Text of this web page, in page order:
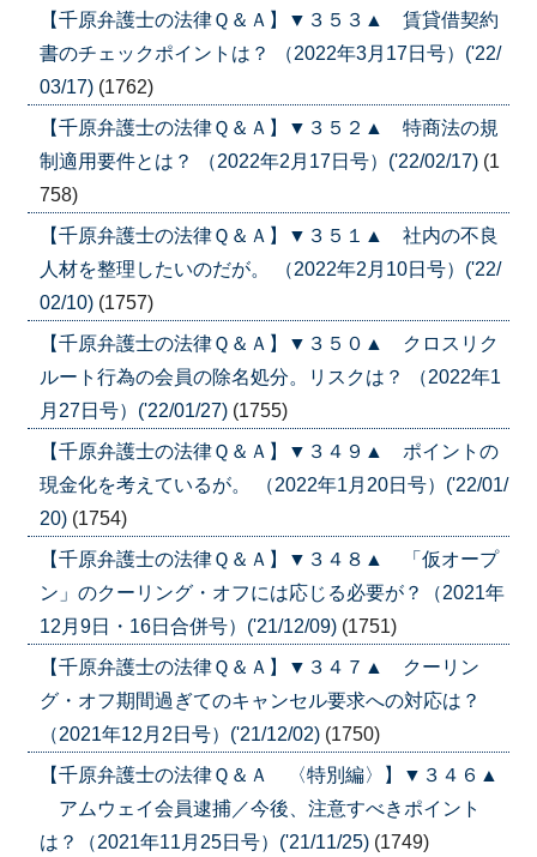
【千原弁護士の法律Ｑ＆Ａ】▼３５３▲ 賃貸借契約
書のチェックポイントは？ （2022年3月17日号）('22/
03/17) (1762)
【千原弁護士の法律Ｑ＆Ａ】▼３５２▲ 特商法の規
制適用要件とは？ （2022年2月17日号）('22/02/17) (1
758)
【千原弁護士の法律Ｑ＆Ａ】▼３５１▲ 社内の不良
人材を整理したいのだが。 （2022年2月10日号）('22/
02/10) (1757)
【千原弁護士の法律Ｑ＆Ａ】▼３５０▲ クロスリク
ルート行為の会員の除名処分。リスクは？ （2022年1
月27日号）('22/01/27) (1755)
【千原弁護士の法律Ｑ＆Ａ】▼３４９▲ ポイントの
現金化を考えているが。 （2022年1月20日号）('22/01/
20) (1754)
【千原弁護士の法律Ｑ＆Ａ】▼３４８▲ 「仮オープ
ン」のクーリング・オフには応じる必要が？（2021年
12月9日・16日合併号）('21/12/09) (1751)
【千原弁護士の法律Ｑ＆Ａ】▼３４７▲ クーリン
グ・オフ期間過ぎてのキャンセル要求への対応は？
（2021年12月2日号）('21/12/02) (1750)
【千原弁護士の法律Ｑ＆Ａ 〈特別編〉】▼３４６▲
アムウェイ会員逮捕／今後、注意すべきポイント
は？（2021年11月25日号）('21/11/25) (1749)